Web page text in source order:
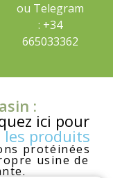
ou Telegram
: +34
665033362
:
ici pour
les produits
protéinées
usine de